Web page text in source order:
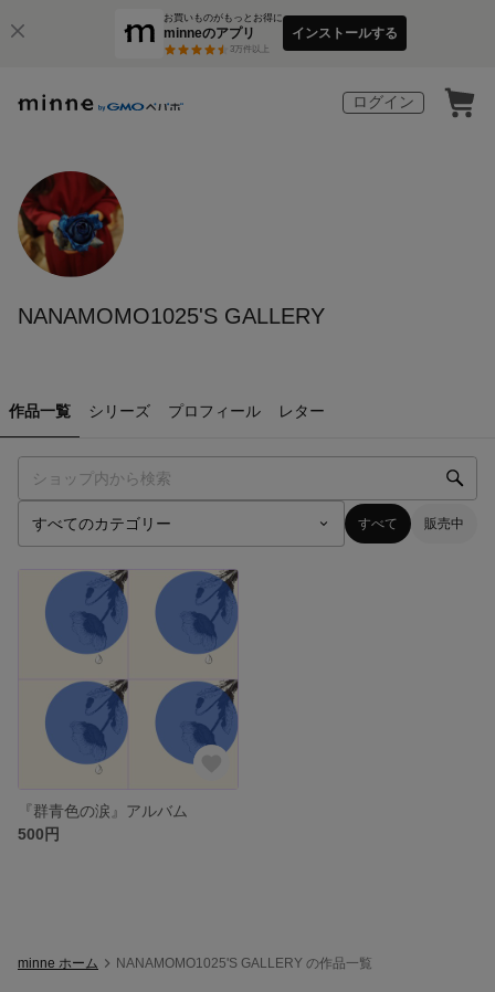
お買いものがもっとお得に
minneのアプリ
3万件以上
インストールする
ログイン
NANAMOMO1025'S GALLERY
作品一覧 シリーズ プロフィール レター
すべて 販売中
『群青色の涙』アルバム
500円
minne ホーム NANAMOMO1025'S GALLERY の作品一覧